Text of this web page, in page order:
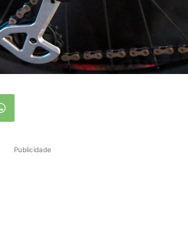
Publicidade